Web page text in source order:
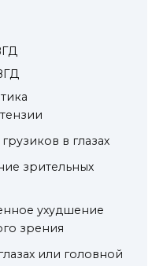
в глазах
зрительных
ухудшение
зрения
или головной